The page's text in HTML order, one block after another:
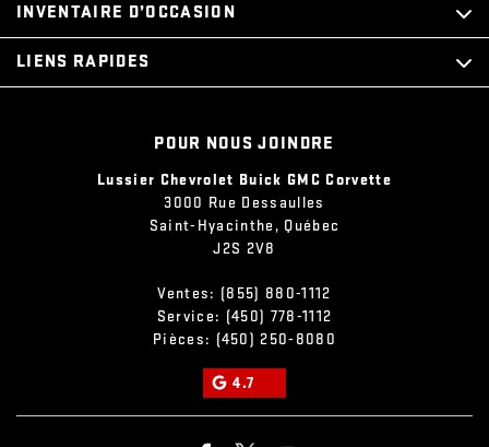
POUR NOUS JOINDRE
Lussier Chevrolet Buick GMC Corvette
3000 Rue Dessaulles
Saint-Hyacinthe , Québec
J2S 2V8
Ventes: (855) 880-1112
Service: (450) 778-1112
Pièces: (450) 250-8080
4.7
INVENTAIRE D’OCCASION
LIENS RAPIDES